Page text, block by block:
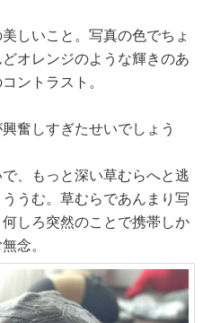
しいこと。写真の色でちょ
オレンジのような輝きのあ
ントラスト。
奮しすぎたせいでしょう
、もっと深い草むらへと逃
うむ。草むらであんまり写
しろ突然のことで携帯しか
念。